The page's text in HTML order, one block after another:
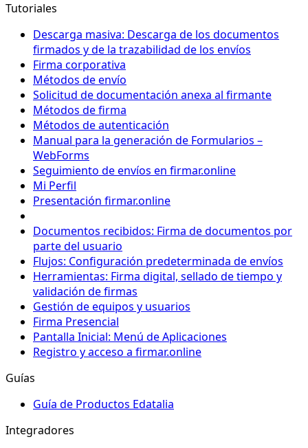
Tutoriales
Descarga masiva: Descarga de los documentos
firmados y de la trazabilidad de los envíos
Firma corporativa
Métodos de envío
Solicitud de documentación anexa al firmante
Métodos de firma
Métodos de autenticación
Manual para la generación de Formularios –
WebForms
Seguimiento de envíos en firmar.online
Mi Perfil
Presentación firmar.online
Documentos recibidos: Firma de documentos por
parte del usuario
Flujos: Configuración predeterminada de envíos
Herramientas: Firma digital, sellado de tiempo y
validación de firmas
Gestión de equipos y usuarios
Firma Presencial
Pantalla Inicial: Menú de Aplicaciones
Registro y acceso a firmar.online
Guías
Guía de Productos Edatalia
Integradores